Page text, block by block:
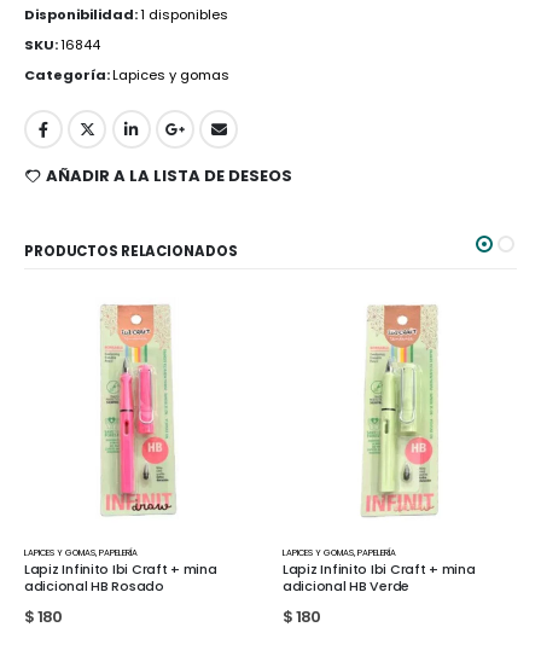
Disponibilidad:1 disponibles
SKU:16844
Categoría:Lapices y gomas
AÑADIR A LA LISTA DE DESEOS
PRODUCTOS RELACIONADOS
LAPICES Y GOMAS
Lapiz Infinito Ibi Craft + mina
adicional HB Verde
LAPICES Y GOMAS
Minas 0.7mm HB Filgo